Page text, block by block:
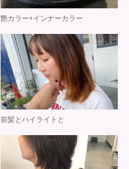
艶カラー+インナーカラー
前髪とハイライトと